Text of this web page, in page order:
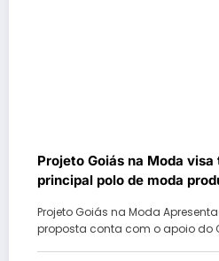
Projeto Goiás na Moda
principal polo de moda
Projeto Goiás na Moda
proposta conta com o apoio do